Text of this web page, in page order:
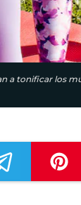
a tonificar los